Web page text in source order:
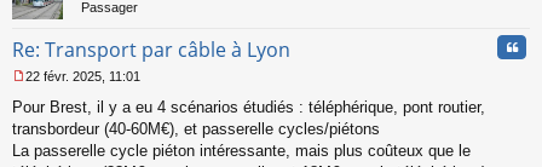
Passager
Re: Transport par câble à Lyon
e
s
22 févr. 2025, 11:01
Pour Brest, il y a eu 4 scénarios étudiés : téléphérique, pont routier,
transbordeur (40-60M€), et passerelle cycles/piétons
La passerelle cycle piéton intéressante, mais plus coûteux que le